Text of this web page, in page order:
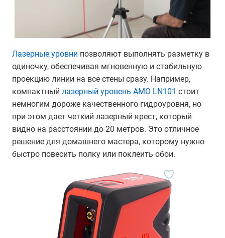
Лазерные уровни позволяют выполнять разметку в
одиночку, обеспечивая мгновенную и стабильную
проекцию линии на все стены сразу. Например,
компактный лазерный уровень AMO LN101 стоит
немногим дороже качественного гидроуровня, но
при этом дает четкий лазерный крест, который
видно на расстоянии до 20 метров. Это отличное
решение для домашнего мастера, которому нужно
быстро повесить полку или поклеить обои.